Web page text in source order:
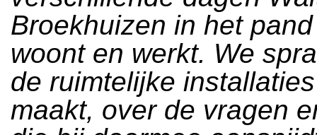
Broekhuizen in het
woont en werkt. We
de ruimtelijke
maakt, over de vragen